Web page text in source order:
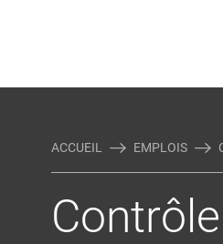
ACCUEIL EMPLOIS